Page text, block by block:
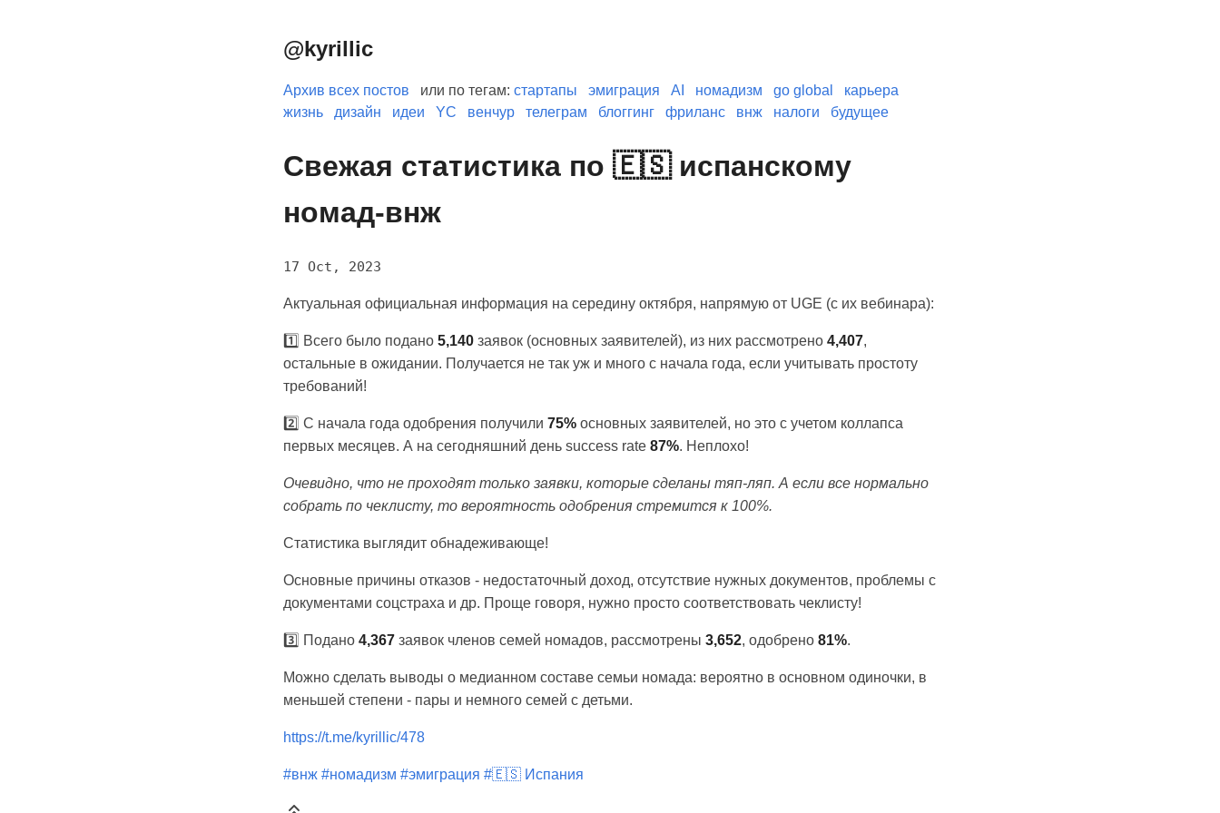
@kyrillic
Архив всех постов или по тегам: стартапы эмиграция AI номадизм go global
карьера
жизнь
дизайн идеи YC венчур телеграм блоггинг фриланс внж налоги будущее
Свежая статистика по 🇪🇸 испанскому
номад-внж
17 Oct, 2023
Актуальная официальная информация на середину октября, напрямую от UGE (с их вебинара):
1️⃣ Всего было подано 5,140 заявок (основных заявителей), из них рассмотрено 4,407,
остальные в ожидании. Получается не так уж и много с начала года, если учитывать простоту
требований!
2️⃣ С начала года одобрения получили 75% основных заявителей, но это с учетом коллапса
первых месяцев. А на сегодняшний день success rate 87%. Неплохо!
Очевидно, что не проходят только заявки, которые сделаны тяп-ляп. А если все нормально
собрать по чеклисту, то вероятность одобрения стремится к 100%.
Статистика выглядит обнадеживающе!
Основные причины отказов - недостаточный доход, отсутствие нужных документов, проблемы с
документами соцстраха и др. Проще говоря, нужно просто соответствовать чеклисту!
3️⃣ Подано 4,367 заявок членов семей номадов, рассмотрены 3,652, одобрено 81%.
Можно сделать выводы о медианном составе семьи номада: вероятно в основном одиночки, в
меньшей степени - пары и немного семей с детьми.
https://t.me/kyrillic/478
#внж #номадизм #эмиграция #🇪🇸 Испания